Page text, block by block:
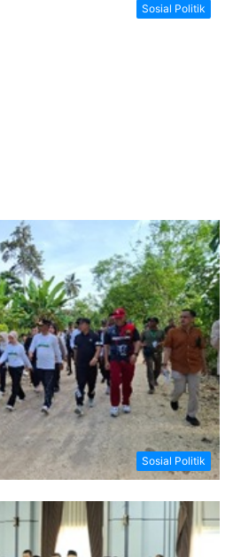
Sosial Politik
Sosial Politik